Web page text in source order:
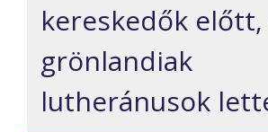
kereskedők előtt,
grönlandiak
lutheránusok